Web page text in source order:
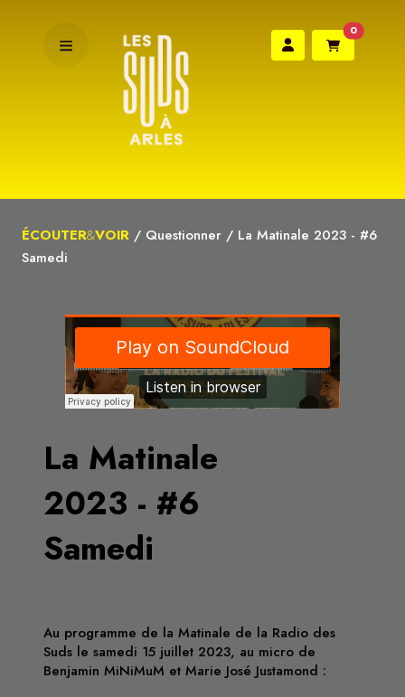
0
ÉCOUTER&VOIR / Questionner / La Matinale 2023 - #6
Samedi
La Matinale
2023 - #6
Samedi
Au programme de la Matinale de la Radio des
Suds le samedi 15 juillet 2023, au micro de
Benjamin MiNiMuM et Marie José Justamond :